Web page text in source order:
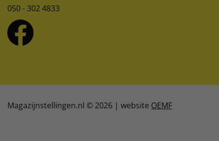
050 - 302 4833
Magazijnstellingen.nl © 2026 | website OEMF